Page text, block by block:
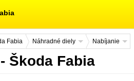
Fabia Náhradné diely Nabíjanie
Škoda Fabia